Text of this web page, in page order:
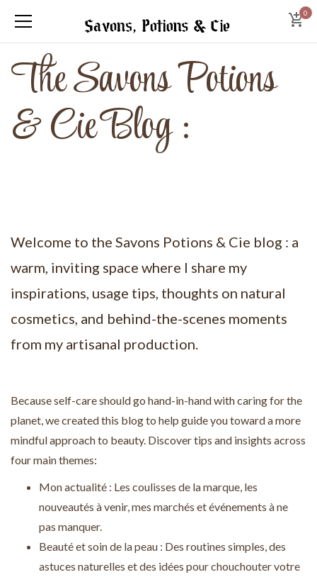
0
The Savons Potions
& Cie Blog :
Welcome to the Savons Potions & Cie blog : a
warm, inviting space where I share my
inspirations, usage tips, thoughts on natural
cosmetics, and behind-the-scenes moments
from my artisanal production.
Because self-care should go hand-in-hand with caring for the
planet, we created this blog to help guide you toward a more
mindful approach to beauty. Discover tips and insights across
four main themes:
Mon actualité : Les coulisses de la marque, les
nouveautés à venir, mes marchés et événements à ne
pas manquer.
Beauté et soin de la peau : Des routines simples, des
astuces naturelles et des idées pour chouchouter votre